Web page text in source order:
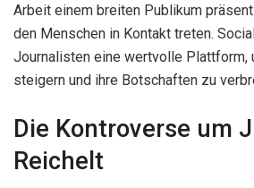
Arbeit einem breiten Publikum
den Menschen in Kontakt treten.
Journalisten eine wertvolle Plattform,
steigern und ihre Botschaften zu
Die Kontroverse um
Reichelt